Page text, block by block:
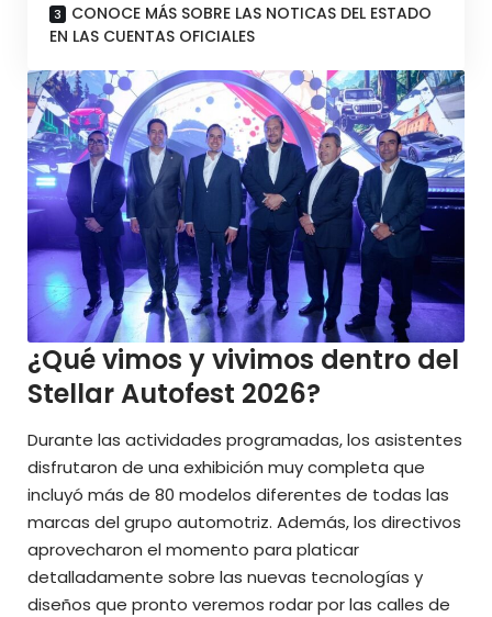
CONOCE MÁS SOBRE LAS NOTICAS DEL ESTADO
EN LAS CUENTAS OFICIALES
¿Qué vimos y vivimos dentro del
Stellar Autofest 2026?
Durante las actividades programadas, los asistentes
disfrutaron de una exhibición muy completa que
incluyó más de 80 modelos diferentes de todas las
marcas del grupo automotriz. Además, los directivos
aprovecharon el momento para platicar
detalladamente sobre las nuevas tecnologías y
diseños que pronto veremos rodar por las calles de